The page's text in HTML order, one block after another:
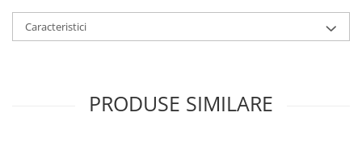
Caracteristici
PRODUSE SIMILARE